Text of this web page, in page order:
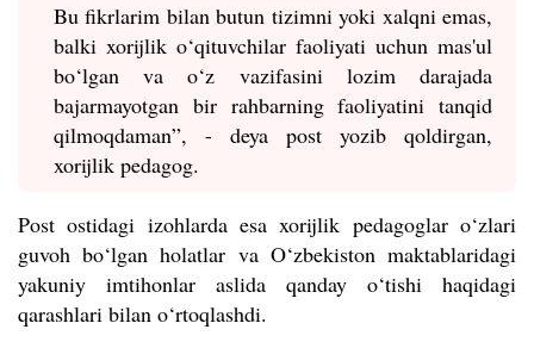
Bu fikrlarim bilan butun tizimni yoki xalqni emas,
balki xorijlik o‘qituvchilar faoliyati uchun mas'ul
bo‘lgan va o‘z vazifasini lozim darajada
bajarmayotgan bir rahbarning faoliyatini tanqid
qilmoqdaman”, - deya post yozib qoldirgan,
xorijlik pedagog.
Post ostidagi izohlarda esa xorijlik pedagoglar o‘zlari
guvoh bo‘lgan holatlar va O‘zbekiston maktablaridagi
yakuniy imtihonlar aslida qanday o‘tishi haqidagi
qarashlari bilan o‘rtoqlashdi.